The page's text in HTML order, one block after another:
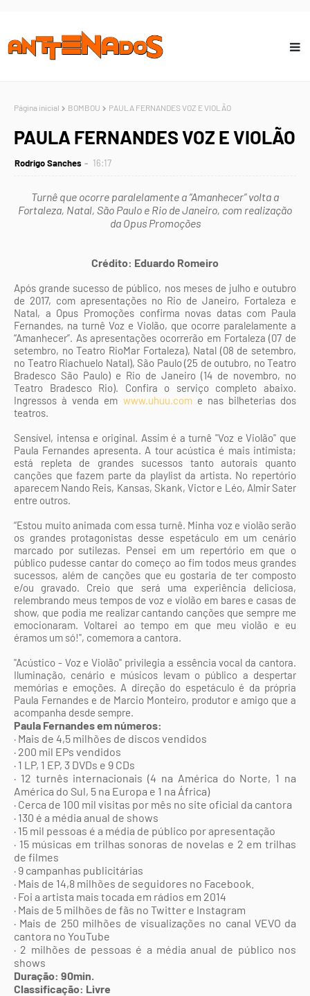
Página inicial BOMBOU PAULA FERNANDES VOZ E VIOLÃO
PAULA FERNANDES VOZ E VIOLÃO
Rodrigo Sanches 16:17
Turnê que ocorre paralelamente a “Amanhecer” volta a
Fortaleza, Natal, São Paulo e Rio de Janeiro, com realização
da Opus Promoções
Crédito: Eduardo Romeiro
Após grande sucesso de público, nos meses de julho e outubro
de 2017, com apresentações no Rio de Janeiro, Fortaleza e
Natal, a Opus Promoções confirma novas datas com Paula
Fernandes, na turnê Voz e Violão, que ocorre paralelamente a
“Amanhecer”. As apresentações ocorrerão em Fortaleza (07 de
setembro, no Teatro RioMar Fortaleza), Natal (08 de setembro,
no Teatro Riachuelo Natal), São Paulo (25 de outubro, no Teatro
Bradesco São Paulo) e Rio de Janeiro (14 de novembro, no
Teatro Bradesco Rio). Confira o serviço completo abaixo.
Ingressos à venda em www.uhuu.come nas bilheterias dos
teatros.
Sensível, intensa e original. Assim é a turnê "Voz e Violão" que
Paula Fernandes apresenta. A tour acústica é mais intimista;
está repleta de grandes sucessos tanto autorais quanto
canções que fazem parte da playlist da artista. No repertório
aparecem Nando Reis, Kansas, Skank, Victor e Léo, Almir Sater
entre outros.
“Estou muito animada com essa turnê. Minha voz e violão serão
os grandes protagonistas desse espetáculo em um cenário
marcado por sutilezas. Pensei em um repertório em que o
público pudesse cantar do começo ao fim todos meus grandes
sucessos, além de canções que eu gostaria de ter composto
e/ou gravado. Creio que será uma experiência deliciosa,
relembrando meus tempos de voz e violão em bares e casas de
show, que podia me realizar cantando canções que sempre me
emocionaram. Voltarei ao tempo em que meu violão e eu
éramos um só!", comemora a cantora.
"Acústico - Voz e Violão" privilegia a essência vocal da cantora.
Iluminação, cenário e músicos levam o público a despertar
memórias e emoções. A direção do espetáculo é da própria
Paula Fernandes e de Marcio Monteiro, produtor e amigo que a
acompanha desde sempre.
Paula Fernandes em números:
· Mais de 4,5 milhões de discos vendidos
· 200 mil EPs vendidos
· 1 LP, 1 EP, 3 DVDs e 9 CDs
· 12 turnês internacionais (4 na América do Norte, 1 na
América do Sul, 5 na Europa e 1 na África)
· Cerca de 100 mil visitas por mês no site oficial da cantora
· 130 é a média anual de shows
· 15 mil pessoas é a média de público por apresentação
· 15 músicas em trilhas sonoras de novelas e 2 em trilhas
de filmes
· 9 campanhas publicitárias
· Mais de 14,8 milhões de seguidores no Facebook.
· Foi a artista mais tocada em rádios em 2014
· Mais de 5 milhões de fãs no Twitter e Instagram
· Mais de 250 milhões de visualizações no canal VEVO da
cantora no YouTube
· 2 milhões de pessoas é a média anual de público nos
shows
Duração: 90min.
Classificação: Livre